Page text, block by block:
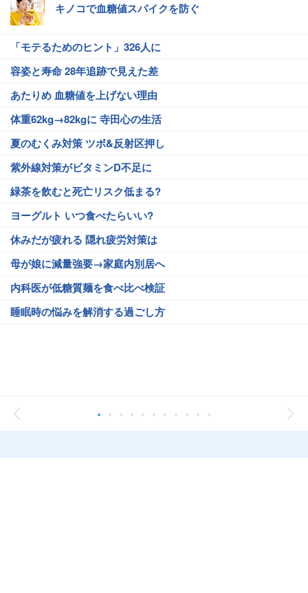
キノコで血糖値スパイクを防ぐ
「モテるためのヒント」326人に
容姿と寿命 28年追跡で見えた差
あたりめ 血糖値を上げない理由
体重62kg→82kgに 寺田心の生活
夏のむくみ対策 ツボ&反射区押し
紫外線対策がビタミンD不足に
緑茶を飲むと死亡リスク低まる?
ヨーグルト いつ食べたらいい?
休みだが疲れる 隠れ疲労対策は
母が娘に減量強要→家庭内別居へ
内科医が低糖質麺を食べ比べ検証
睡眠時の悩みを解消する過ごし方